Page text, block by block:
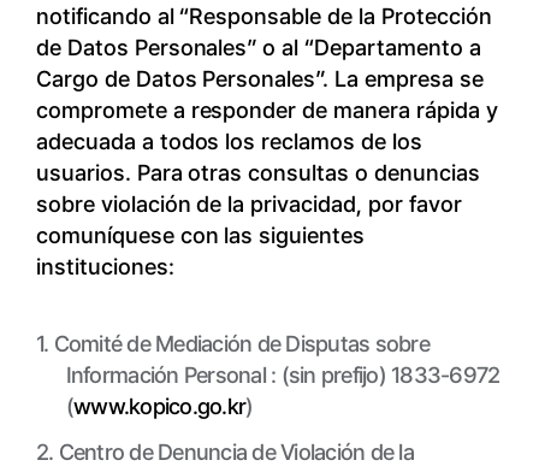
notificando al “Responsable de la Protección
de Datos Personales” o al “Departamento a
Cargo de Datos Personales”. La empresa se
compromete a responder de manera rápida y
adecuada a todos los reclamos de los
usuarios. Para otras consultas o denuncias
sobre violación de la privacidad, por favor
comuníquese con las siguientes
instituciones:
1. Comité de Mediación de Disputas sobre
Información Personal : (sin prefijo) 1833-6972
(www.kopico.go.kr)
2. Centro de Denuncia de Violación de la